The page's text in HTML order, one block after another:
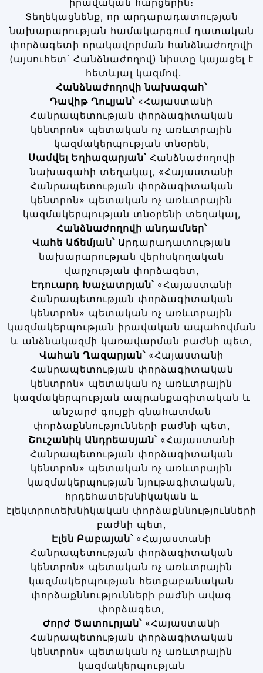
իրավական հարցերին։
Տեղեկացնենք, որ արդարադատության
նախարարության համակարգում դատական
փորձագետի որակավորման հանձնաժողովի
(այսուհետ՝ Հանձնաժողով) նիստը կայացել է
հետևյալ կազմով.
Հանձնաժողովի նախագահ՝
Դավիթ Ղուլյան՝ «Հայաստանի
Հանրապետության փորձագիտական
կենտրոն» պետական ոչ առևտրային
կազմակերպության տնօրեն,
Սամվել Եղիազարյան՝ Հանձնաժողովի
նախագահի տեղակալ, «Հայաստանի
Հանրապետության փորձագիտական
կենտրոն» պետական ոչ առևտրային
կազմակերպության տնօրենի տեղակալ,
Հանձնաժողովի անդամներ՝
Վահե Աճեմյան՝ Արդարադատության
նախարարության վերհսկողական
վարչության փորձագետ,
Էդուարդ Խաչատրյան՝ «Հայաստանի
Հանրապետության փորձագիտական
կենտրոն» պետական ոչ առևտրային
կազմակերպության իրավական ապահովման
և անձնակազմի կառավարման բաժնի պետ,
Վահան Ղազարյան՝ «Հայաստանի
Հանրապետության փորձագիտական
կենտրոն» պետական ոչ առևտրային
կազմակերպության ապրանքագիտական և
անշարժ գույքի գնահատման
փորձաքննությունների բաժնի պետ,
Շուշանիկ Անդրեասյան՝ «Հայաստանի
Հանրապետության փորձագիտական
կենտրոն» պետական ոչ առևտրային
կազմակերպության նյութագիտական,
հրդեհատեխնիկական և
էլեկտրոտեխնիկական փորձաքննությունների
բաժնի պետ,
Էլեն Բաբայան՝ «Հայաստանի
Հանրապետության փորձագիտական
կենտրոն» պետական ոչ առևտրային
կազմակերպության հետքաբանական
փորձաքննությունների բաժնի ավագ
փորձագետ,
Ժորժ Ծատուրյան՝ «Հայաստանի
Հանրապետության փորձագիտական
կենտրոն» պետական ոչ առևտրային
կազմակերպության